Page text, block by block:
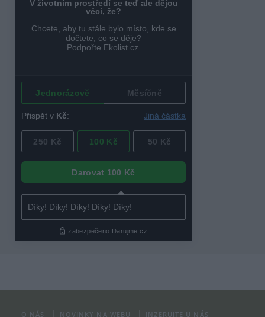
O NÁS NOVINKY NA WEBU INZERUJTE U NÁS